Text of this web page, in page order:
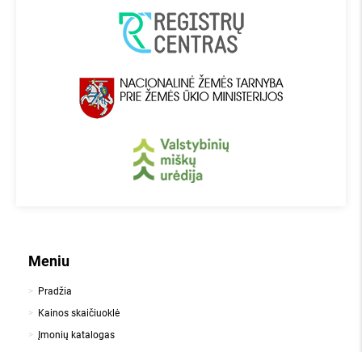
Meniu
Pradžia
Kainos skaičiuoklė
Įmonių katalogas